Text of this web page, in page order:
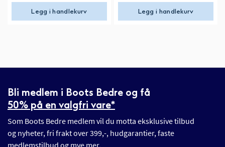
Legg i handlekurv Legg i handlekurv
Bli medlem i Boots Bedre og få
50% på en valgfri vare*
Som Boots Bedre medlem vil du motta eksklusive tilbud
og nyheter, fri frakt over 399,-, hudgarantier, faste
medlemstilbud og mye mer.